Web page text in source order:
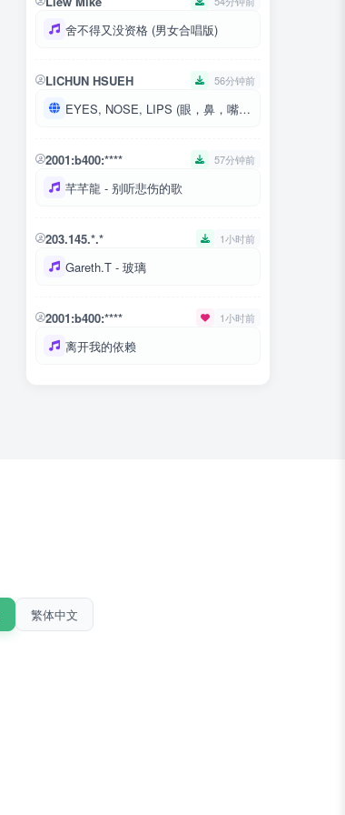
舍不得又没资格 (男女合唱版)
LICHUN HSUEH 56分钟前
EYES, NOSE, LIPS (眼，鼻，嘴)(KR Ver.|BIGBANG WORLD TOUR 2015~2016 [MADE] IN JAPAN)
2001:b400:**** 57分钟前
芊芊龍 - 别听悲伤的歌
203.145.*.* 1小时前
Gareth.T - 玻璃
2001:b400:**** 1小时前
离开我的依赖
繁体中文